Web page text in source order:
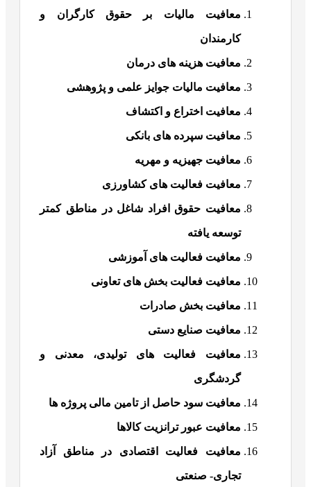
معافیت مالیات بر حقوق کارگران و
کارمندان
معافیت هزینه های درمان
معافیت مالیات جوایز علمی و پژوهشی
معافیت اختراع و اکتشاف
معافیت سپرده های بانکی
معافیت جهیزیه و مهریه
معافیت فعالیت های کشاورزی
معافیت حقوق افراد شاغل در مناطق کمتر
توسعه یافته
معافیت فعالیت های آموزشی
معافیت فعالیت بخش های تعاونی
معافیت بخش صادرات
معافیت صنایع دستی
معافیت فعالیت های تولیدی، معدنی و
گردشگری
معافیت سود حاصل از تامین مالی پروژه ها
معافیت عبور ترانزیت کالاها
معافیت فعالیت اقتصادی در مناطق آزاد
تجاری- صنعتی